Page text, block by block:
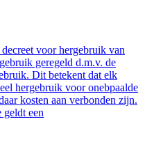
voor hergebruik van
geregeld d.m.v. de
Dit betekent dat elk
hergebruik voor onebpaalde
kosten aan verbonden zijn.
een